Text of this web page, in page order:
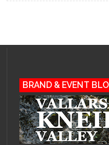
BRAND & EVENT